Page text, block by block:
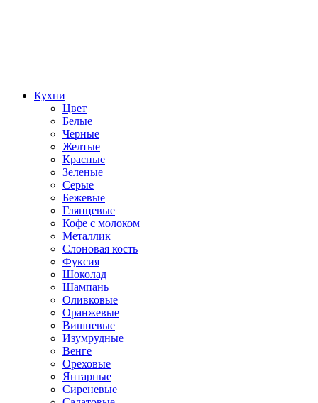
Кухни
Цвет
Белые
Черные
Желтые
Красные
Зеленые
Серые
Бежевые
Глянцевые
Кофе с молоком
Металлик
Слоновая кость
Фуксия
Шоколад
Шампань
Оливковые
Оранжевые
Вишневые
Изумрудные
Венге
Ореховые
Янтарные
Сиреневые